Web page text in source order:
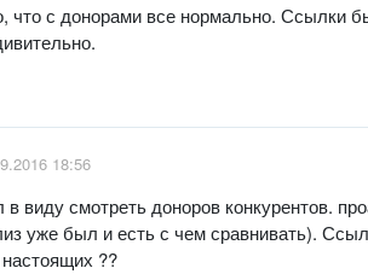
что с донорами все нормально. Ссылки
18:56
в виду смотреть доноров конкурентов.
уже был и есть с чем сравнивать).
??